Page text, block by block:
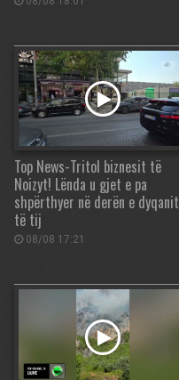
Top News-Tritol biznesit të
Noizyt! Lënda u gjet e pa
shpërthyer në derën e dyqanit
të tij
08/08 17:21